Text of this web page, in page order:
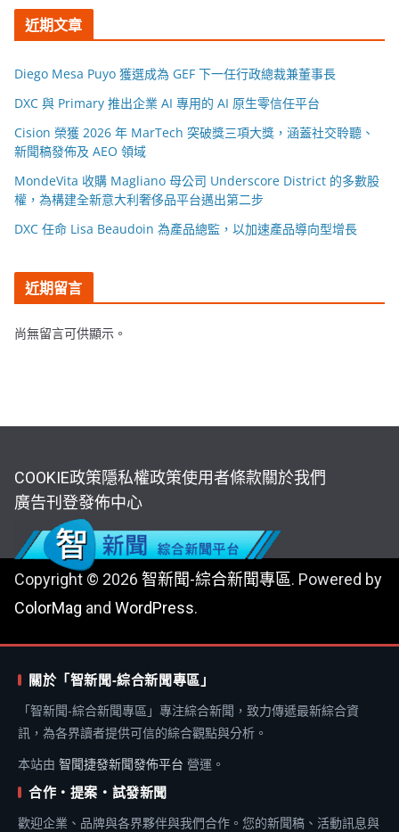
近期文章
Diego Mesa Puyo 獲選成為 GEF 下一任行政總裁兼董事長
DXC 與 Primary 推出企業 AI 專用的 AI 原生零信任平台
Cision 榮獲 2026 年 MarTech 突破獎三項大獎，涵蓋社交聆聽、
新聞稿發佈及 AEO 領域
MondeVita 收購 Magliano 母公司 Underscore District 的多數股
權，為構建全新意大利奢侈品平台邁出第二步
DXC 任命 Lisa Beaudoin 為產品總監，以加速產品導向型增長
近期留言
尚無留言可供顯示。
COOKIE政策隱私權政策使用者條款關於我們
廣告刊登發佈中心
Copyright © 2026 智新聞-綜合新聞專區. Powered by
ColorMag and WordPress.
關於「智新聞-綜合新聞專區」
「智新聞-綜合新聞專區」專注綜合新聞，致力傳遞最新綜合資
訊，為各界讀者提供可信的綜合觀點與分析。
本站由 智聞捷發新聞發佈平台 營運。
合作・提案・試發新聞
歡迎企業、品牌與各界夥伴與我們合作。您的新聞稿、活動訊息與